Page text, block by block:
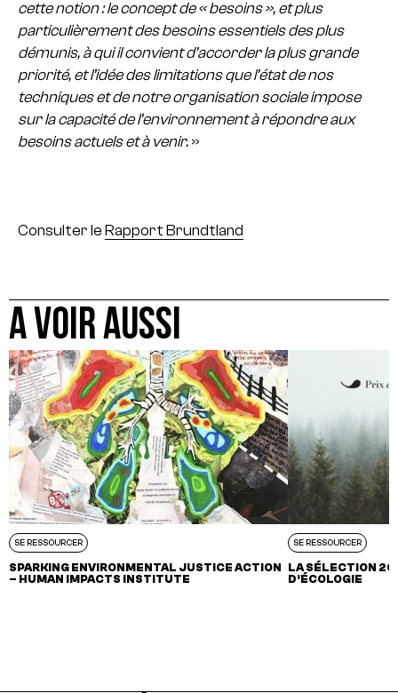
cette notion : le concept de « besoins », et plus
particulièrement des besoins essentiels des plus
démunis, à qui il convient d’accorder la plus grande
priorité, et l’idée des limitations que l’état de nos
techniques et de notre organisation sociale impose
sur la capacité de l’environnement à répondre aux
besoins actuels et à venir. »
Consulter le Rapport Brundtland
A VOIR AUSSI
SE RESSOURCER
SPARKING ENVIRONMENTAL JUSTICE ACTION
– HUMAN IMPACTS INSTITUTE
SE RESSOURCER
LA SÉLECTION
D’ÉCOLOGIE